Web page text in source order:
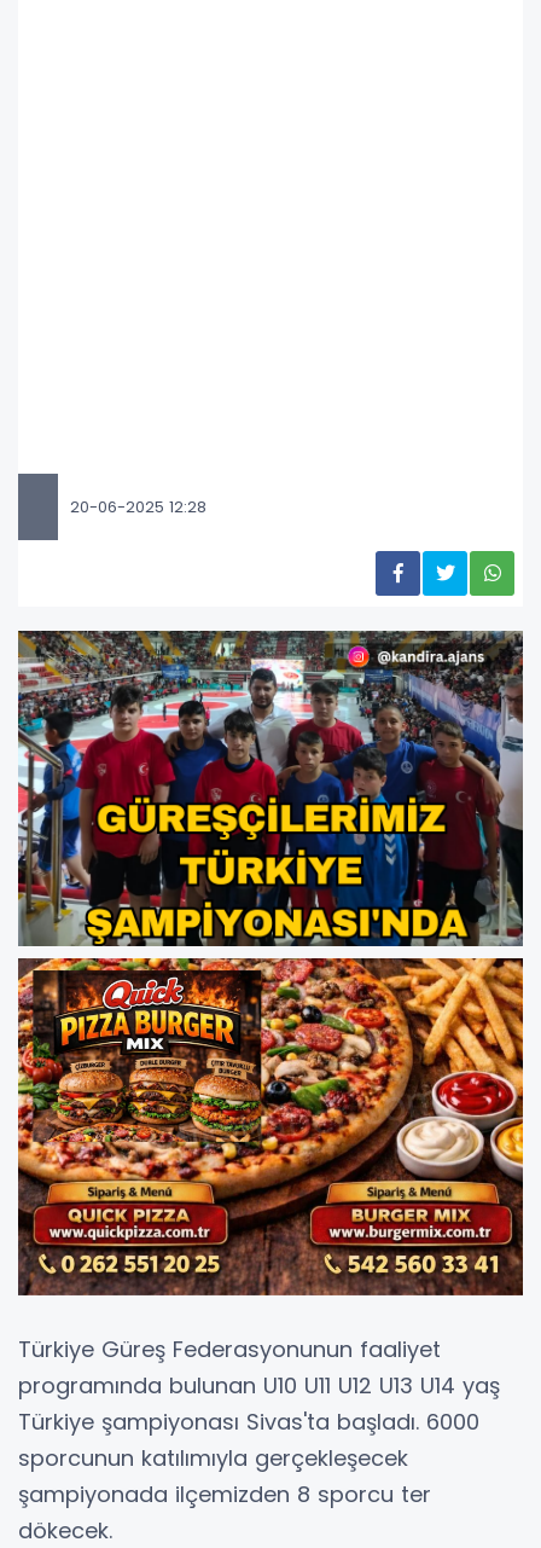
20-06-2025 12:28
Türkiye Güreş Federasyonunun faaliyet
programında bulunan U10 U11 U12 U13 U14 yaş
Türkiye şampiyonası Sivas'ta başladı. 6000
sporcunun katılımıyla gerçekleşecek
şampiyonada ilçemizden 8 sporcu ter
dökecek.